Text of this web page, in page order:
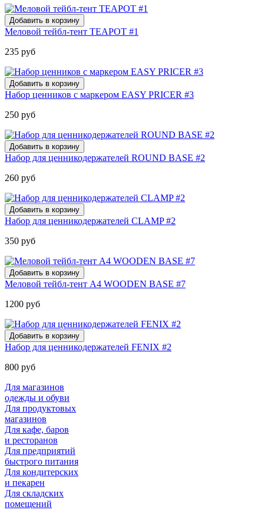
Меловой тейбл-тент TEAPOT #1
235 руб
Набор ценников с маркером EASY PRICER #3
250 руб
Набор для ценникодержателей ROUND BASE #2
260 руб
Набор для ценникодержателей CLAMP #2
350 руб
Меловой тейбл-тент А4 WOODEN BASE #7
1200 руб
Набор для ценникодержателей FENIX #2
800 руб
Для магазинов
одежды и обуви
Для продуктовых
магазинов
Для кафе, баров
и ресторанов
Для предприятий
быстрого питания
Для кондитерских
и пекарен
Для складских
помещений